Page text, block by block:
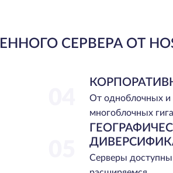
СЕРВЕРА ОТ
От одноблочных и
многоблочных
Серверы